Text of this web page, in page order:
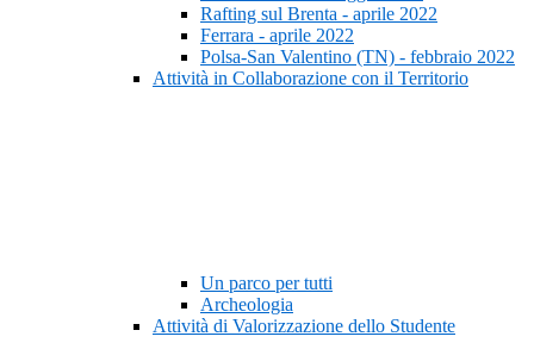
Rafting sul Brenta - aprile 2022
Ferrara - aprile 2022
Polsa-San Valentino (TN) - febbraio 2022
Attività in Collaborazione con il Territorio
Un parco per tutti
Archeologia
Attività di Valorizzazione dello Studente